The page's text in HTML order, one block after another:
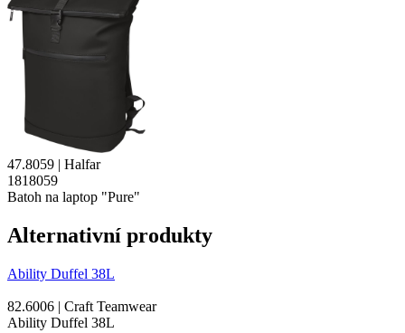
47.8059 | Halfar
1818059
Batoh na laptop "Pure"
Alternativní produkty
Ability Duffel 38L
82.6006 | Craft Teamwear
Ability Duffel 38L